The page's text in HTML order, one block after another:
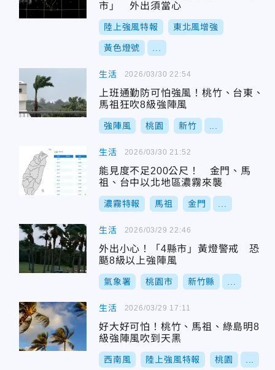
市」 外出須當心
陸上強風特報 東北風增強
黃色燈號
生活
上班通勤防可怕強風！桃竹、台東、
馬祖狂吹8級強陣風
強陣風 桃園 新竹
2026/03/30 22:54
生活
能見度不足200公尺！ 金門、馬
祖、台中以北地區濃霧來襲
濃霧特報 馬祖 金門
2026/03/30 21:52
生活
外出小心！「4縣市」黃燈警戒 恐
颳8級以上強陣風
氣象署 桃園市 新竹縣
2026/03/29 22:46
生活
好大好可怕！桃竹、馬祖、綠島明8
級強陣風吹到天黑
西南風 陸上強風特報 桃園
2026/03/29 17:11